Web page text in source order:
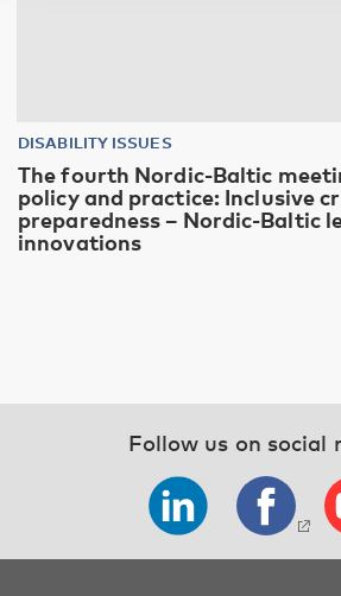
DISABILITY ISSUES
The fourth Nordic-Baltic
policy and practice: Inclusive
preparedness – Nordic-Baltic
innovations
Follow us on social